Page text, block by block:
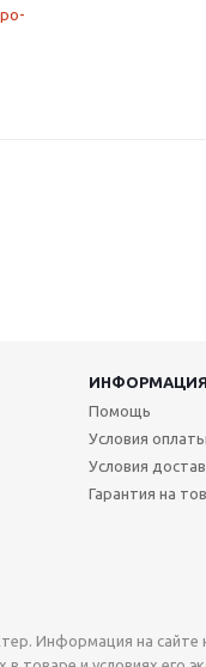
ИНФОРМАЦИЯ
Помощь
Условия оплаты
Условия
Гарантия на
Информация на